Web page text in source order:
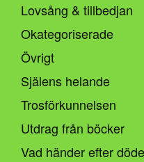
Lovsång & tillbedjan
Okategoriserade
Övrigt
Själens helande
Trosförkunnelsen
Utdrag från böcker
Vad händer efter